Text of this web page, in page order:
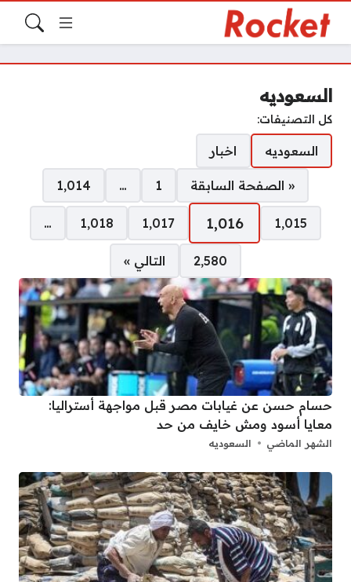
السعوديه
كل التصنيفات:
اخبار
السعوديه
صفحات:
« الصفحة السابقة 1
… 1٬014
1٬015 1٬016 1٬017 1٬018 …
2٬580 التالي »
حسام حسن عن غيابات مصر قبل مواجهة أستراليا:
معايا أسود ومش خايف من حد
الشهر الماضي السعوديه